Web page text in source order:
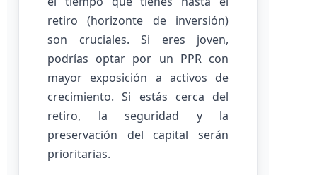
retiro (horizonte de inversión)
son cruciales. Si eres joven,
podrías optar por un PPR con
mayor exposición a activos de
crecimiento. Si estás cerca del
retiro, la seguridad y la
preservación del capital serán
prioritarias.